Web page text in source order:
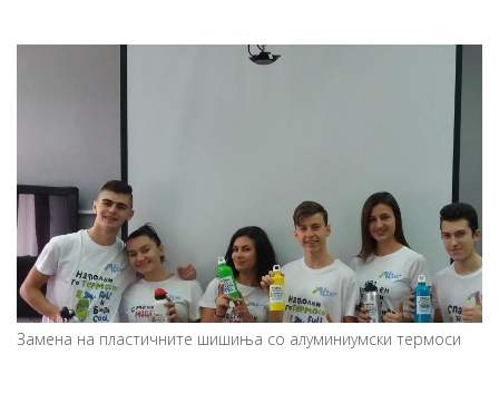
Замена на пластичните шишиња со алуминиумски термоси